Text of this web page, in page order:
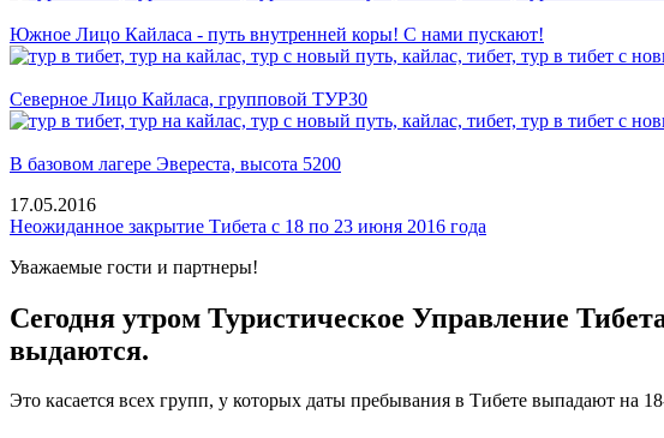
Южное Лицо Кайласа - путь внутренней коры! С нами пускают!
Северное Лицо Кайласа, групповой ТУР30
В базовом лагере Эвереста, высота 5200
17.05.2016
Неожиданное закрытие Тибета с 18 по 23 июня 2016 года
Уважаемые гости и партнеры!
Сегодня утром Туристическое Управление
выдаются.
Это касается всех групп, у которых даты пребывания в Тибете выпадают на